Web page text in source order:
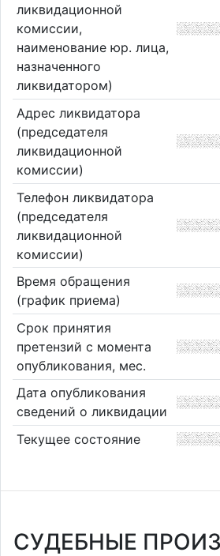
ликвидационной
комиссии,
наименование юр. лица,
назначенного
ликвидатором)
Адрес ликвидатора
(председателя
ликвидационной
комиссии)
Телефон ликвидатора
(председателя
ликвидационной
комиссии)
Время обращения
(график приема)
Срок принятия
претензий с момента
опубликования, мес.
Дата опубликования
сведений о ликвидации
Текущее состояние
СУДЕБНЫЕ